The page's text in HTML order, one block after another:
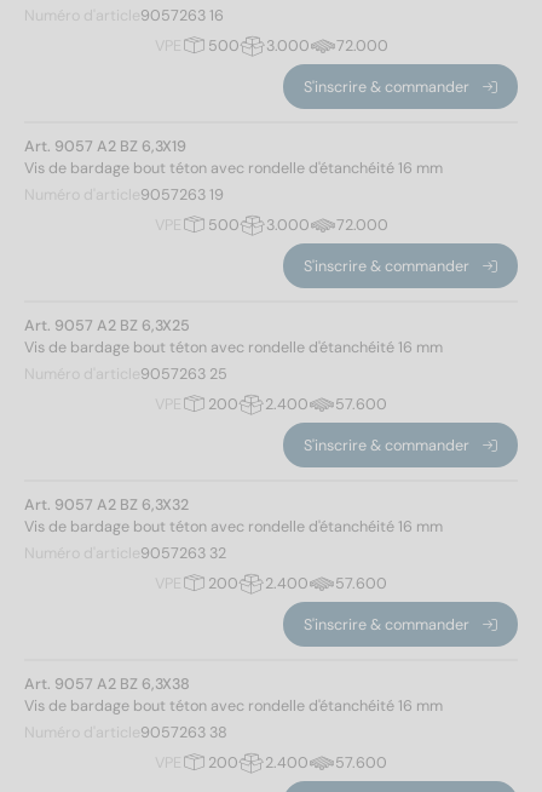
Numéro d'article 9057263 16
VPE
500 3.000 72.000
S'inscrire & commander
Art. 9057 A2 BZ 6,3X19
Vis de bardage bout téton avec rondelle d'étanchéité 16 mm
Numéro d'article 9057263 19
VPE
500 3.000 72.000
S'inscrire & commander
Art. 9057 A2 BZ 6,3X25
Vis de bardage bout téton avec rondelle d'étanchéité 16 mm
Numéro d'article 9057263 25
VPE
200 2.400 57.600
S'inscrire & commander
Art. 9057 A2 BZ 6,3X32
Vis de bardage bout téton avec rondelle d'étanchéité 16 mm
Numéro d'article 9057263 32
VPE
200 2.400 57.600
S'inscrire & commander
Art. 9057 A2 BZ 6,3X38
Vis de bardage bout téton avec rondelle d'étanchéité 16 mm
Numéro d'article 9057263 38
VPE
200 2.400 57.600